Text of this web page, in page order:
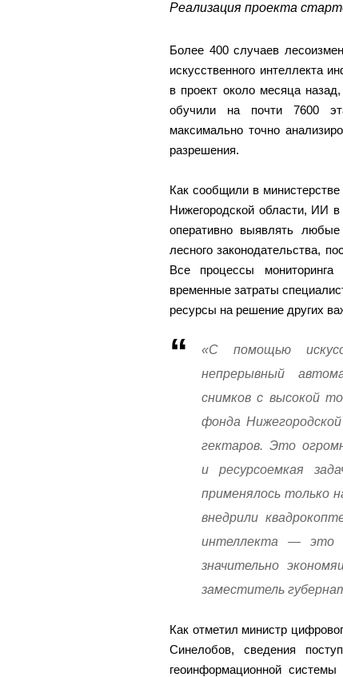
Реализация проекта
Более 400 случаев
искусственного интеллекта
в проект около месяца
обучили на почти 7600
максимально точно
разрешения.
Как сообщили в
Нижегородской области, ИИ
оперативно выявлять
лесного законодательства,
Все процессы
временные затраты
ресурсы на решение других
«С помощью
непрерывный
снимков с высокой
фонда
гектаров. Это
и ресурсоемкая
применялось только
внедрили
интеллекта — это
значительно
заместитель
Как отметил министр
Синелобов, сведения
геоинформационной